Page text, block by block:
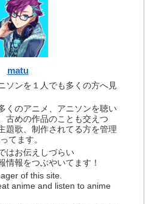
matu
ソンを１人でも多くの方へ見
くのアニメ、アニソンを聴い
古めの作品のことも交えつ
題歌、制作されてる方を管理
てます。
はお伝えしづらい
情報をつぶやいてます！
of this site.
anime and listen to anime